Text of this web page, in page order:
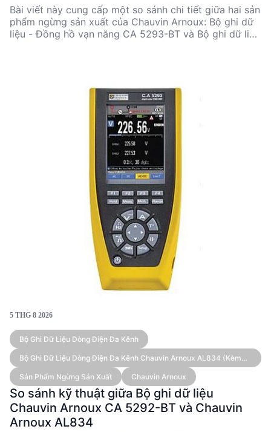
Bài viết này cung cấp một so sánh chi tiết giữa hai sản
phẩm ngừng sản xuất của Chauvin Arnoux: Bộ ghi dữ
liệu - Đồng hồ vạn năng CA 5293-BT và Bộ ghi dữ liệu
thích hợp cho việc ghi dữ liệu dòng điện đa kênh với
độ chính xác cao và thời gian ghi âm dài.
5 THG 8 2026
Bộ Ghi Dữ Liệu Dòng Điện Đa Kênh
Bộ Ghi Dữ Liệu Dòng Điện Đa Kênh Chauvin Arnoux AL834 (kèm
Sản Phẩm Ngừng Sản Xuất
Chauvin Arnoux
So sánh kỹ thuật giữa Bộ ghi dữ liệu
Chauvin Arnoux CA 5292-BT và Chauvin
Arnoux AL834